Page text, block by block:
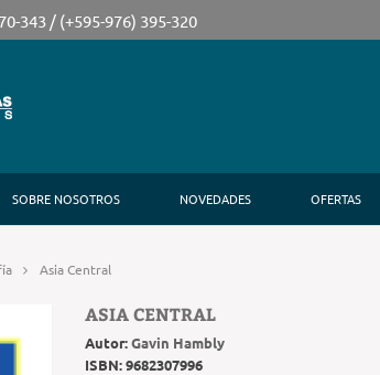
343 / (+595-976) 395-320
SOBRE NOSOTROS NOVEDADES OFERTAS
Asia Central
ASIA CENTRAL
Autor:Gavin Hambly
ISBN:9682307996